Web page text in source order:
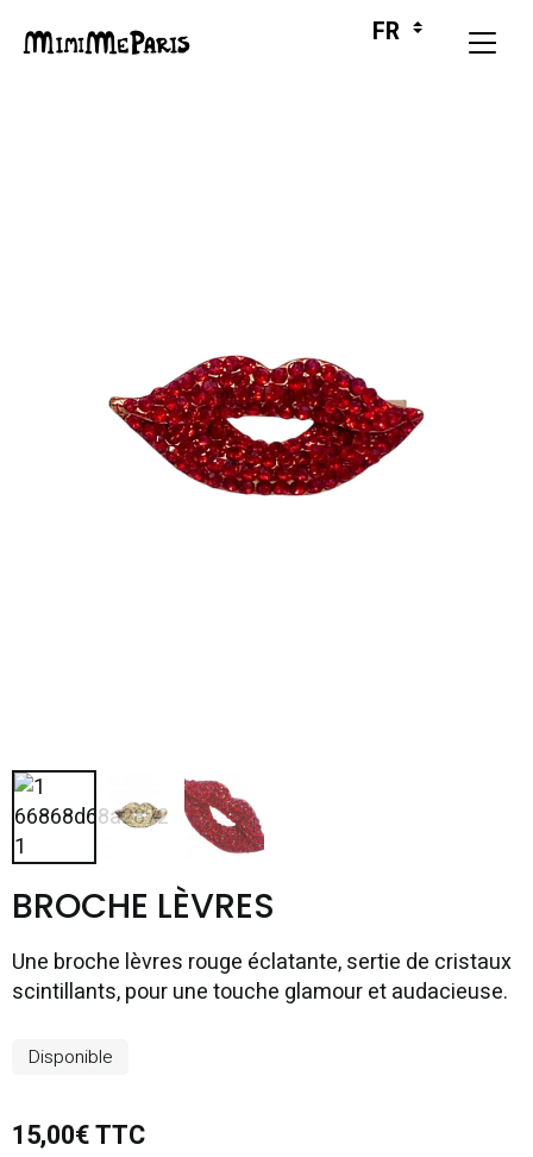
BROCHE LÈVRES
Une broche lèvres rouge éclatante, sertie de cristaux
scintillants, pour une touche glamour et audacieuse.
Disponible
15,00€ TTC